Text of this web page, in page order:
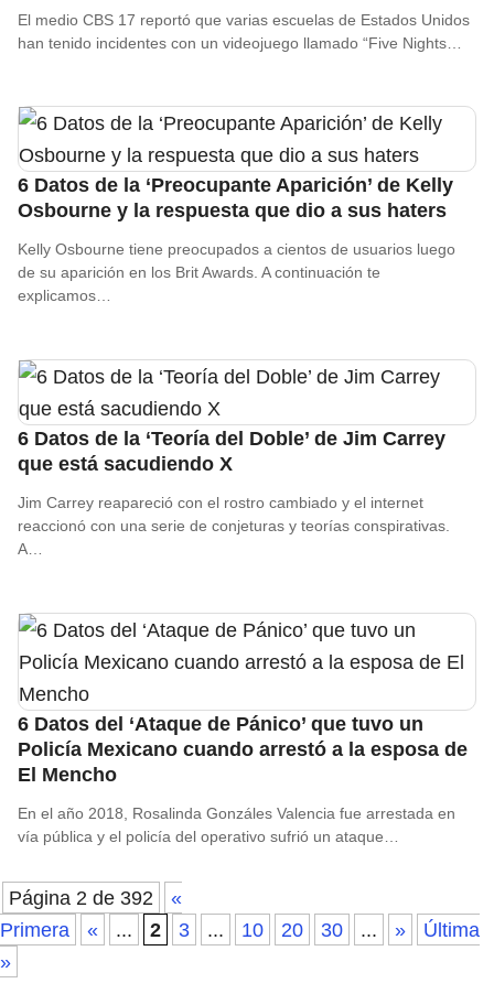
El medio CBS 17 reportó que varias escuelas de Estados Unidos
han tenido incidentes con un videojuego llamado “Five Nights…
6 Datos de la ‘Preocupante Aparición’ de Kelly
Osbourne y la respuesta que dio a sus haters
Kelly Osbourne tiene preocupados a cientos de usuarios luego
de su aparición en los Brit Awards. A continuación te
explicamos…
6 Datos de la ‘Teoría del Doble’ de Jim Carrey
que está sacudiendo X
Jim Carrey reapareció con el rostro cambiado y el internet
reaccionó con una serie de conjeturas y teorías conspirativas.
A…
6 Datos del ‘Ataque de Pánico’ que tuvo un
Policía Mexicano cuando arrestó a la esposa de
El Mencho
En el año 2018, Rosalinda Gonzáles Valencia fue arrestada en
vía pública y el policía del operativo sufrió un ataque…
Página 2 de 392
«
Primera
« ... 2 3 ... 10 20 30 ... »
Última
»